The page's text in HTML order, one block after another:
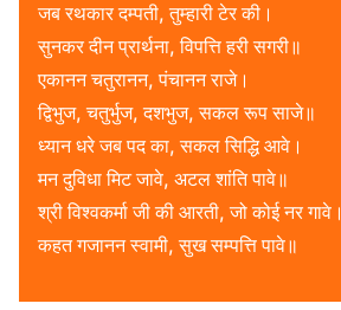
जब रथकार दम्पती, तुम्हारी टेर की।
सुनकर दीन प्रार्थना, विपत्ति हरी सगरी॥
एकानन चतुरानन, पंचानन राजे।
द्विभुज, चतुर्भुज, दशभुज, सकल रूप साजे॥
ध्यान धरे जब पद का, सकल सिद्धि आवे।
मन दुविधा मिट जावे, अटल शांति पावे॥
श्री विश्वकर्मा जी की आरती, जो कोई नर गावे।
कहत गजानन स्वामी, सुख सम्पत्ति पावे॥